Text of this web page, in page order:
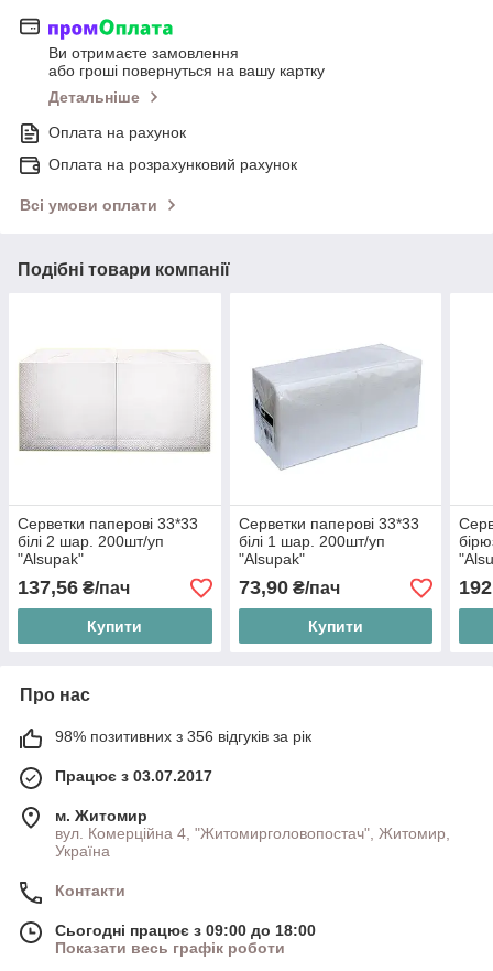
Ви отримаєте замовлення
або гроші повернуться на вашу картку
Детальніше
Оплата на рахунок
Оплата на розрахунковий рахунок
Всі умови оплати
Подібні товари компанії
Серветки паперові 33*33
білі 2 шар. 200шт/уп
"Аlsupak"
137,56 ₴/пач
Купити
Серветки паперові 33*33
білі 1 шар. 200шт/уп
"Аlsupak"
73,90₴/пач
Купити
Про нас
98% позитивних з 356 відгуків за рік
Працює з 03.07.2017
м. Житомир
вул. Комерційна 4, "Житомирголовопостач", Житомир,
Україна
Контакти
Сьогодні працює з 09:00 до 18:00
Показати весь графік роботи